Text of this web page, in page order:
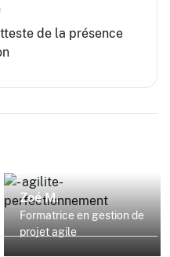
de la présence
Zoé M.
Formatrice en gestion de
projet agile